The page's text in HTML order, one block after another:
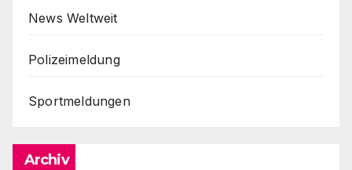
News Weltweit
Polizeimeldung
Sportmeldungen
Archiv